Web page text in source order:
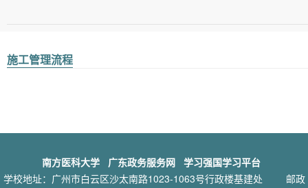
施工管理流程
南方医科大学 广东政务服务网 学习强国学习平台
学校地址：广州市白云区沙太南路1023-1063号行政楼基建处
邮政